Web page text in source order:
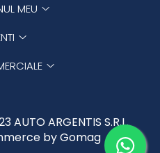
MEU
ARGENTIS S.R.L.
by Gomag